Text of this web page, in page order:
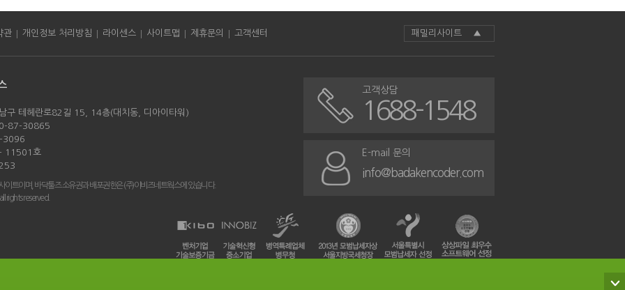
관 | 개인정보 처리방침 | 라이센스 | 사이트맵 | 제휴문의 | 고객센터 패밀리사이트 ▲
구 테헤란로82길 15, 14층(대치동, 디아이타워)
87-30865
3096
- 11501호
이트이며, 바닥툴즈 소유권과 배포권한은 (주)이비즈네트웍스에 있습니다.
rights reserved.
고객상담
1688-1548
E-mail 문의
info@badakencoder.com